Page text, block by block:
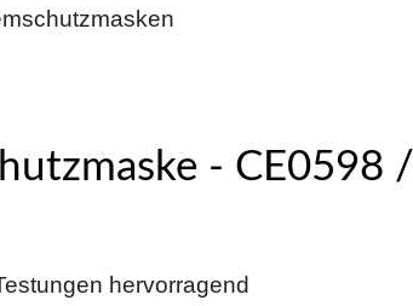
- CE0598 /
hervorragend